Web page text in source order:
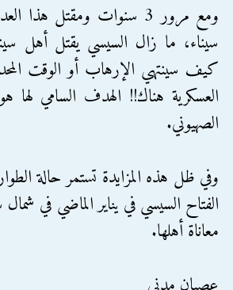
ومع مرور 3 سنوات ومقتل
سيناء، ما زال السيسي يقتل أهل
كيف سينتهي الإرهاب أو الوقت
العسكرية هناك!! الهدف السامي لها
الصهيوني.
وفي ظل هذه المزايدة تستمر حالة
الفتاح السيسي في يناير الماضي في
معاناة أهلها.